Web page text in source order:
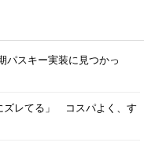
スキー実装に見つかっ
ズレてる」 コスパよく、す